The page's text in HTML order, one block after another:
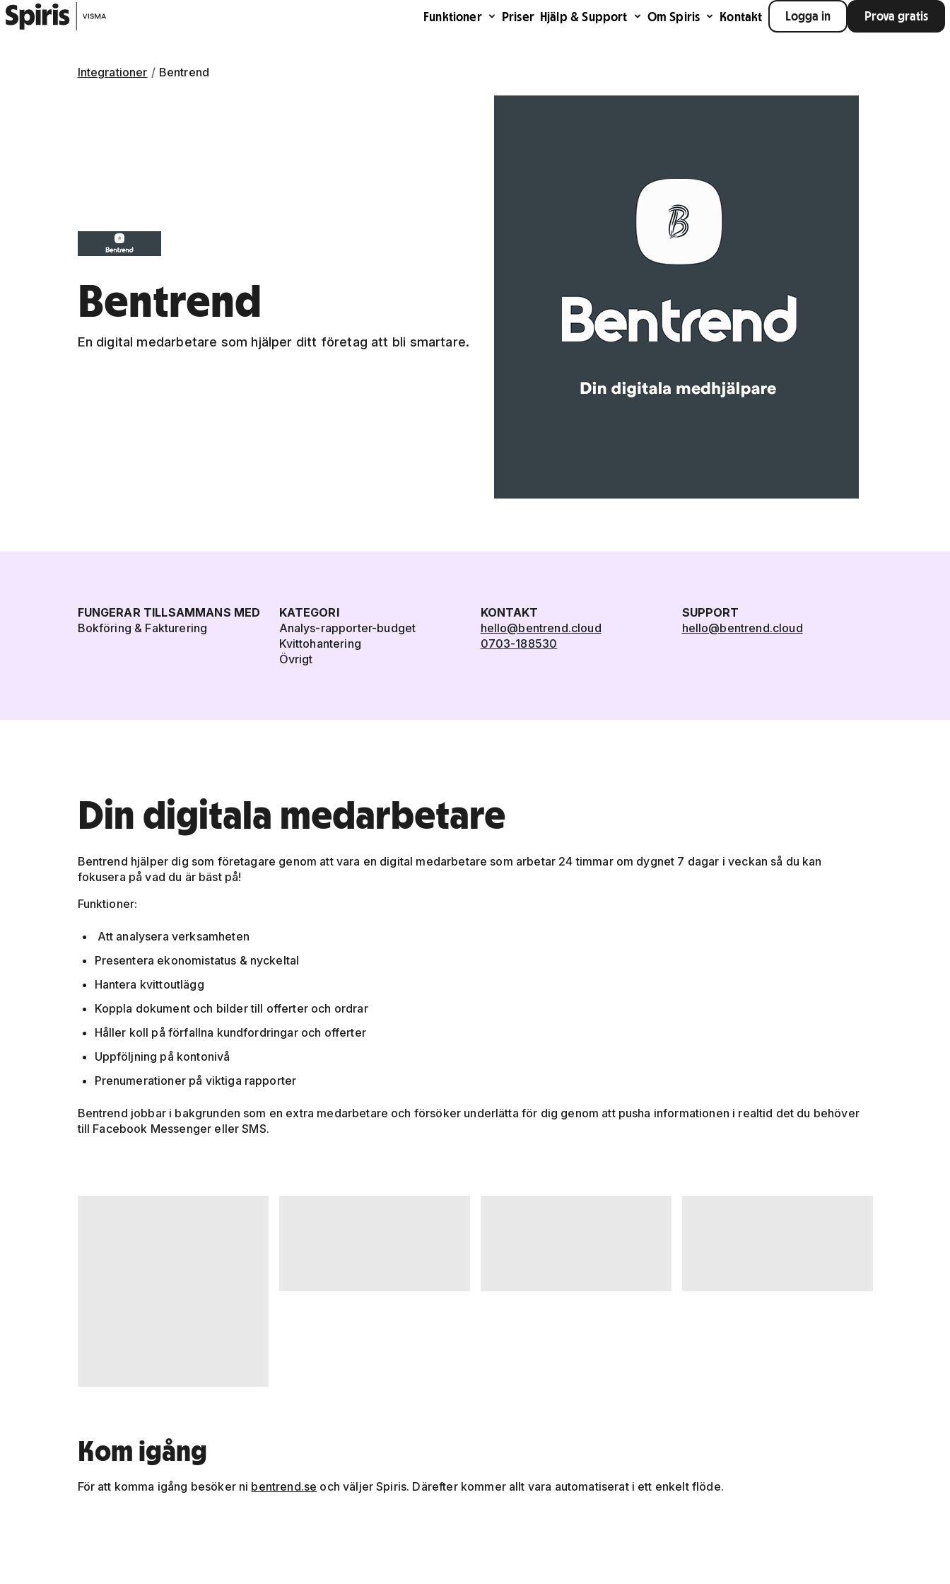
Funktioner Priser Hjälp & Support Om Spiris Kontakt Logga in Prova gratis
Integrationer Bentrend
Bentrend
En digital medarbetare som hjälper ditt företag att bli smartare.
FUNGERAR TILLSAMMANS MED
Bokföring & Fakturering
KATEGORI
Analys-rapporter-budget
Kvittohantering
Övrigt
KONTAKT
hello@bentrend.cloud
0703-188530
SUPPORT
hello@bentrend.cloud
Din digitala medarbetare
Bentrend hjälper dig som företagare genom att vara en digital medarbetare som arbetar 24 timmar om dygnet 7 dagar i veckan så du kan
fokusera på vad du är bäst på!
Funktioner:
Att analysera verksamheten
Presentera ekonomistatus & nyckeltal
Hantera kvittoutlägg
Koppla dokument och bilder till offerter och ordrar
Håller koll på förfallna kundfordringar och offerter
Uppföljning på kontonivå
Prenumerationer på viktiga rapporter
Bentrend jobbar i bakgrunden som en extra medarbetare och försöker underlätta för dig genom att pusha informationen i realtid det du behöver
till Facebook Messenger eller SMS.
Kom igång
För att komma igång besöker ni bentrend.se och väljer Spiris. Därefter kommer allt vara automatiserat i ett enkelt flöde.